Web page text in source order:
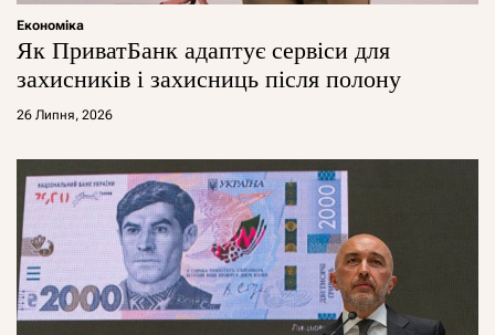
Економіка
Як ПриватБанк адаптує сервіси для
захисників і захисниць після полону
26 Липня, 2026